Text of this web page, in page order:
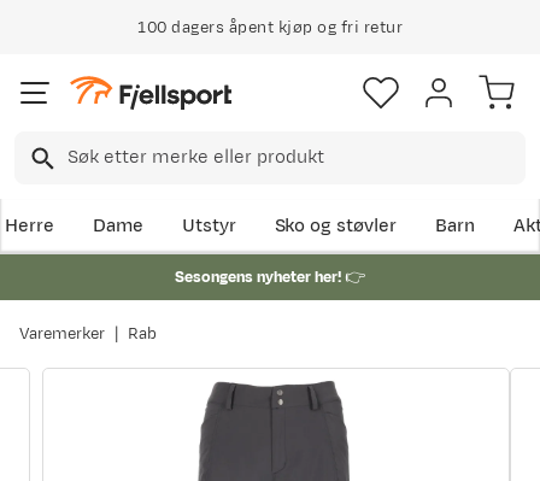
100 dagers åpent kjøp og fri retur
Herre Dame Utstyr Sko og støvler Barn
Sesongens nyheter her!👉
Varemerker Rab